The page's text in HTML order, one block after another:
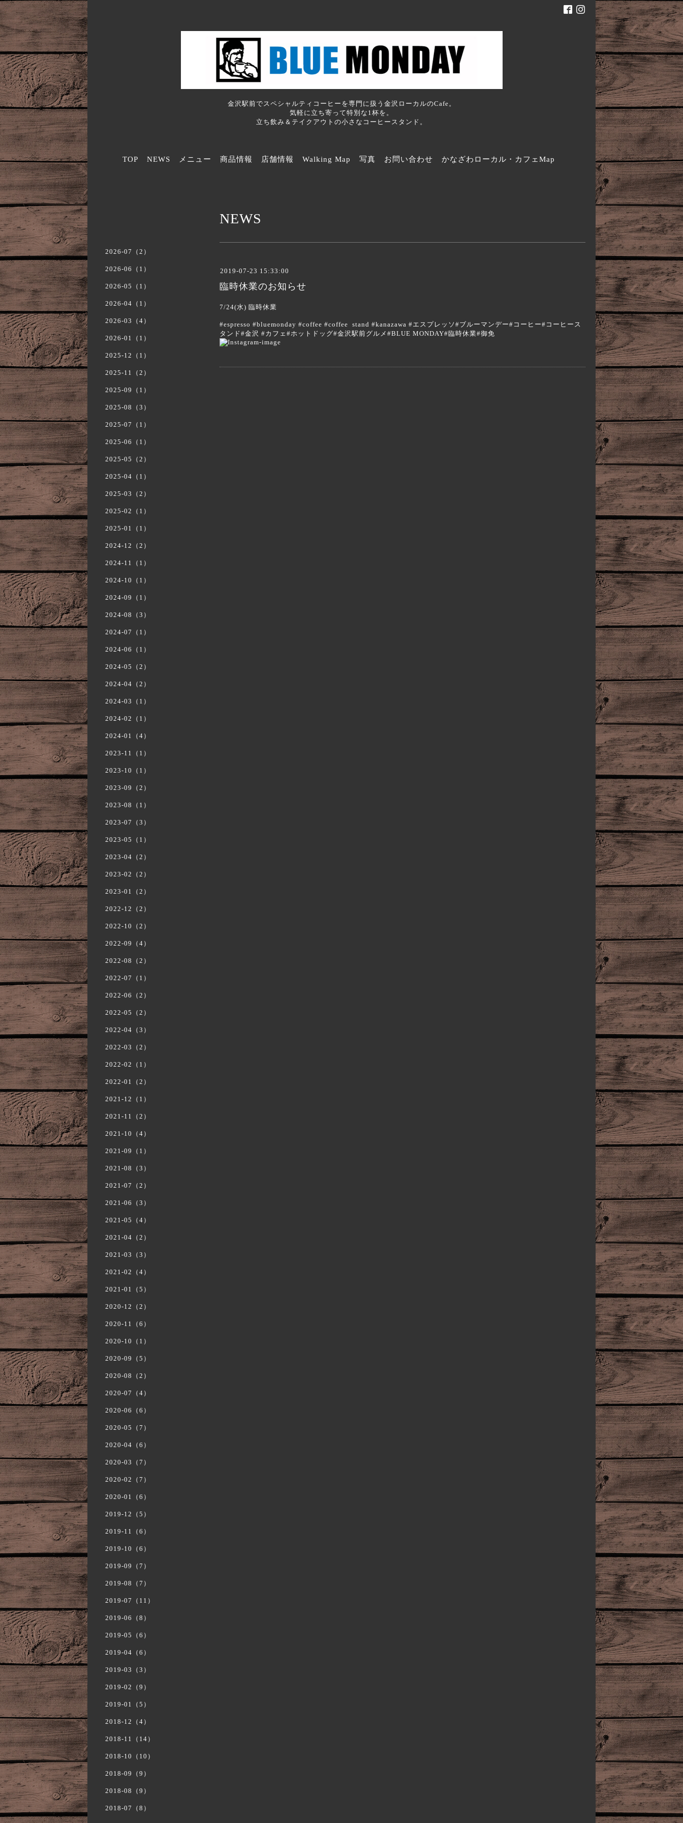
金沢駅前でスペシャルティコーヒーを専門に扱う金沢ローカルのCafe。
気軽に立ち寄って特別な1杯を。
立ち飲み＆テイクアウトの小さなコーヒースタンド。
TOP NEWS メニュー 商品情報 店舗情報 Walking Map 写真 お問い合わせ かなざわローカル・カフェMap
NEWS
2019-07-23 15:33:00
臨時休業のお知らせ
7/24(水) 臨時休業
#espresso #bluemonday #coffee #coffee stand #kanazawa #エスプレッソ#ブルーマンデー#コーヒー#コーヒース
タンド#金沢 #カフェ#ホットドッグ#金沢駅前グルメ#BLUE MONDAY#臨時休業#御免
2026-07（2）
2026-06（1）
2026-05（1）
2026-04（1）
2026-03（4）
2026-01（1）
2025-12（1）
2025-11（2）
2025-09（1）
2025-08（3）
2025-07（1）
2025-06（1）
2025-05（2）
2025-04（1）
2025-03（2）
2025-02（1）
2025-01（1）
2024-12（2）
2024-11（1）
2024-10（1）
2024-09（1）
2024-08（3）
2024-07（1）
2024-06（1）
2024-05（2）
2024-04（2）
2024-03（1）
2024-02（1）
2024-01（4）
2023-11（1）
2023-10（1）
2023-09（2）
2023-08（1）
2023-07（3）
2023-05（1）
2023-04（2）
2023-02（2）
2023-01（2）
2022-12（2）
2022-10（2）
2022-09（4）
2022-08（2）
2022-07（1）
2022-06（2）
2022-05（2）
2022-04（3）
2022-03（2）
2022-02（1）
2022-01（2）
2021-12（1）
2021-11（2）
2021-10（4）
2021-09（1）
2021-08（3）
2021-07（2）
2021-06（3）
2021-05（4）
2021-04（2）
2021-03（3）
2021-02（4）
2021-01（5）
2020-12（2）
2020-11（6）
2020-10（1）
2020-09（5）
2020-08（2）
2020-07（4）
2020-06（6）
2020-05（7）
2020-04（6）
2020-03（7）
2020-02（7）
2020-01（6）
2019-12（5）
2019-11（6）
2019-10（6）
2019-09（7）
2019-08（7）
2019-07（11）
2019-06（8）
2019-05（6）
2019-04（6）
2019-03（3）
2019-02（9）
2019-01（5）
2018-12（4）
2018-11（14）
2018-10（10）
2018-09（9）
2018-08（9）
2018-07（8）